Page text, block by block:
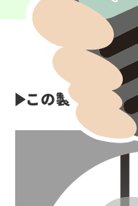
この製品の特長